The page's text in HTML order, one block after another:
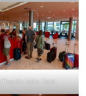
CheckIn beim Hotel